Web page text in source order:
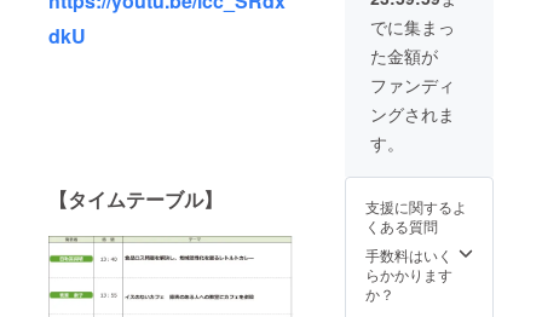
dkU
【タイムテーブル】
色の光
が肌の
細胞を
活性化
させ、
シワや
タルミ
ミやニ
キビ跡
が薄く
なりま
す ③
マッ
継続す
るか、
スポン
サーを
辞める
かのの
だきま
Ｍ制作
にあ
たって
は打ち
合わせ
でに集まっ
た金額が
ファンディ
ングされま
す。
支援に関するよ
くある質問
手数料はいく
らかかります
か？